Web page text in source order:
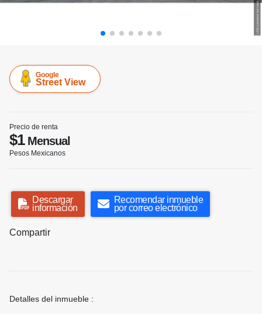
Google
Street View
Precio de renta
$1Mensual
Pesos Mexicanos
Descargar
información
Recomendar inmueble
por correo electrónico
Compartir
Detalles del inmueble :